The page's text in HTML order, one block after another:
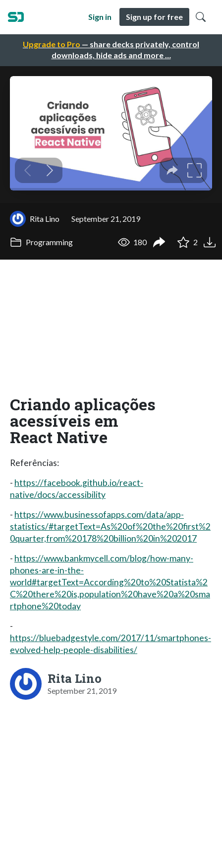
Upgrade to Pro — share decks privately, control
downloads, hide ads and more …
Sign in Sign up for free
Rita Lino September 21, 2019
Programming 180 2
Criando aplicações
acessíveis em
React Native
Referências:
- https://facebook.github.io/react-
native/docs/accessibility
- https://www.businessofapps.com/data/app-
statistics/#targetText=As%20of%20the%20first%2
0quarter,from%20178%20billion%20in%202017
- https://www.bankmycell.com/blog/how-many-
phones-are-in-the-
world#targetText=According%20to%20Statista%2
C%20there%20is,population%20have%20a%20sma
rtphone%20today
-
https://bluebadgestyle.com/2017/11/smartphones-
evolved-help-people-disabilities/
Rita Lino
September 21, 2019